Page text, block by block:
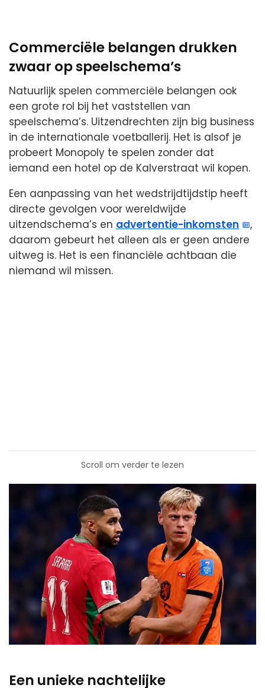
Commerciële belangen drukken
zwaar op speelschema’s
Natuurlijk spelen commerciële belangen ook
een grote rol bij het vaststellen van
speelschema’s. Uitzendrechten zijn big business
in de internationale voetballerij. Het is alsof je
probeert Monopoly te spelen zonder dat
iemand een hotel op de Kalverstraat wil kopen.
Een aanpassing van het wedstrijdtijdstip heeft
directe gevolgen voor wereldwijde
uitzendschema’s en advertentie-inkomsten
,
daarom gebeurt het alleen als er geen andere
uitweg is. Het is een financiële achtbaan die
niemand wil missen.
Scroll om verder te lezen
Een unieke nachtelijke